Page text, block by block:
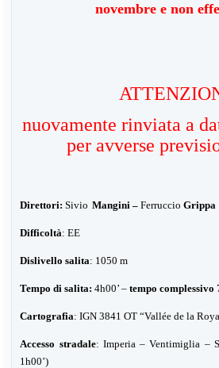
novembre e non
nuovamente rinviata a
per avverse
Direttori:Sivio Mangini –Ferruccio Grippa
Difficoltà: EE
Dislivello salita: 1050 m
Tempo di salita: 4h00’ –tempo complessivo
Cartografia: IGN 3841 OT “Vallée de la
Accesso stradale: Imperia – Ventimiglia –
1h00’)